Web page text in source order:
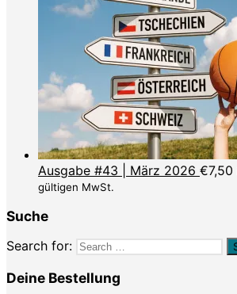
Ausgabe #43 | März 2026 €7,50
gültigen MwSt.
Suche
Search for:
Deine Bestellung